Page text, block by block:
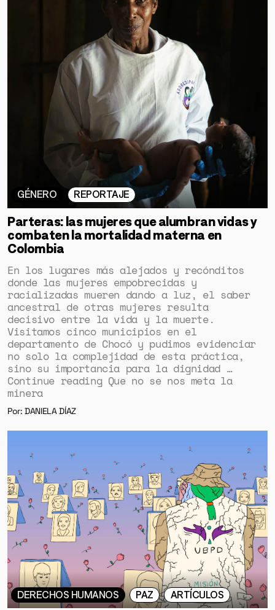
GÉNERO REPORTAJE
Parteras: las mujeres que alumbran vidas y
combaten la mortalidad materna en
Colombia
En los lugares más alejados y recónditos
donde las mujeres empobrecidas y
racializadas mueren dando a luz, el saber
ancestral de otras mujeres resulta
decisivo entre la vida y la muerte.
Visitamos cinco municipios en el
departamento de Chocó y pudimos evidenciar
no solo la complejidad de esta práctica,
sino su importancia para la dignidad …
Continue reading Que no se nos meta la
minera
Por: DANIELA DÍAZ
DERECHOS HUMANOS PAZ ARTÍCULOS